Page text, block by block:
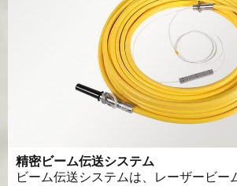
精密ビーム伝送システム
ビーム伝送システムは、レーザービー